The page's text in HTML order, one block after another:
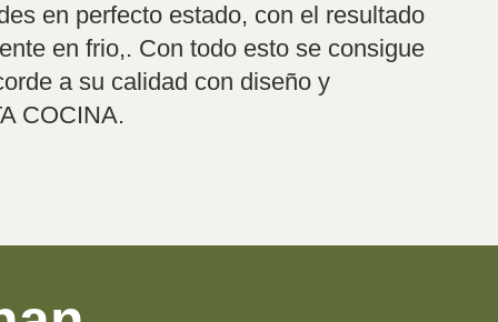
en perfecto estado, con el resultado
en frio,. Con todo esto se consigue
a su calidad con diseño y
COCINA.